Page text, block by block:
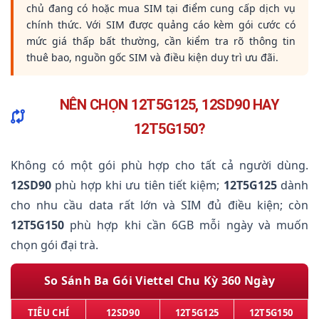
chủ đang có hoặc mua SIM tại điểm cung cấp dịch vụ
chính thức. Với SIM được quảng cáo kèm gói cước có
mức giá thấp bất thường, cần kiểm tra rõ thông tin
thuê bao, nguồn gốc SIM và điều kiện duy trì ưu đãi.
NÊN CHỌN 12T5G125, 12SD90 HAY
12T5G150?
Không có một gói phù hợp cho tất cả người dùng.
12SD90 phù hợp khi ưu tiên tiết kiệm; 12T5G125dành
cho nhu cầu data rất lớn và SIM đủ điều kiện; còn
12T5G150 phù hợp khi cần 6GB mỗi ngày và muốn
chọn gói đại trà.
So Sánh Ba Gói Viettel Chu Kỳ 360 Ngày
TIÊU CHÍ 12SD90 12T5G125 12T5G150